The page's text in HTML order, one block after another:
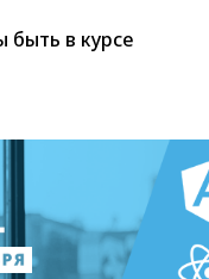
быть в курсе